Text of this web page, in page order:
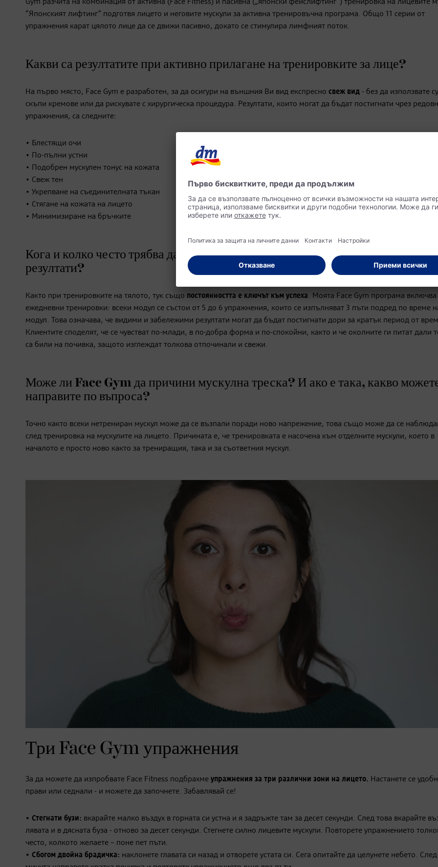
Gym разчита на комбинация от активна (Face Fitness) и пасивна („японски фейслифтинг“) тренировка на лицевите
“Японският лифтинг” подготвя лицето и неговите мускули за активна тренировъчна програма. Общо 11 серии от
упражнения карат цялото лице да се движи пасивно, докато се стимулира лимфният поток.
Какви са резултатите при активно прилагане на тренировките за лице?
На първо място, Face Gym е разработен, за да осигури на външния Ви вид експресно свеж вид - без да използвате
скъпи кремове или да рискувате с хирургическа процедура. Резултати, които могат да бъдат постигнати чрез
упражнения, са следните:
• Блестящи очи
• По-пълни устни
• Подобрен мускулен тонус на кожата
• Свеж тен
• Укрепване на съединителната тъкан
• Стягане на кожата на лицето
• Минимизиране на бръчките
Кога и колко често трябва да тренирате, за да постигнете наистина видими
резултати?
Както при тренировките на тялото, тук също постоянността е ключът към успеха. Моята Face Gym програма включва
ежедневни тренировки: всеки модул се състои от 5 до 6 упражнения, които се изпълняват 3 пъти подред по време
модул. Това означава, че видими и забележими резултати могат да бъдат постигнати дори за кратък период от
Клиентите споделят, че се чувстват по-млади, в по-добра форма и по-спокойни, както и че околните ги питат дали
са били на почивка, защото изглеждат толкова отпочинали и свежи.
Може ли Face Gym да причини мускулна треска? И ако е така, какво
направите по въпроса?
Точно както всеки нетрениран мускул може да се възпали поради ново напрежение, това също може да се
след тренировка на мускулите на лицето. Причината е, че тренировката е насочена към отделните мускули, което в
началото е просто ново както за трениращия, така и за съответния мускул.
Три Face Gym упражнения
За да можете да изпробвате Face Fitness подбрахме упражнения за три различни зони на лицето. Настанете се
прави или седнали - и можете да започнете. Забавлявай се!
• Стегнати бузи: вкарайте малко въздух в горната си устна и я задръжте там за десет секунди. След това вкарайте
лявата и в дясната буза - отново за десет секунди. Стегнете силно лицевите мускули. Повторете упражнението
често, колкото желаете – поне пет пъти.
• Сбогом двойна брадичка: наклонете главата си назад и отворете устата си. Сега опитайте да целунете небето.